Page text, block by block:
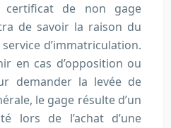
certificat de non gage
de savoir la raison du
d’immatriculation.
en cas d’opposition ou
demander la levée de
le gage résulte d’un
lors de l’achat d’une